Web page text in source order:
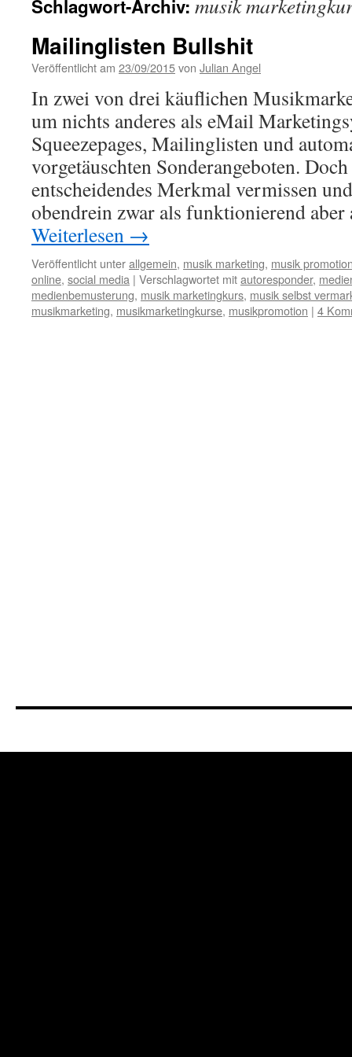
Schlagwort-Archiv: musik
Mailinglisten Bullshit
Veröffentlicht am 23/09/2015von Julian Angel
In zwei von drei käuflichen
um nichts anderes als eMail
Squeezepages, Mailinglisten und
vorgetäuschten Sonderangeboten.
entscheidendes Merkmal vermissen
obendrein zwar als funktionierend
Weiterlesen →
Veröffentlicht unterallgemein, musik marketing, musik
online, social media | Verschlagwortet mitautoresponder,
medienbemusterung, musik marketingkurs, musik selbst
musikmarketing, musikmarketingkurse, musikpromotion | 4